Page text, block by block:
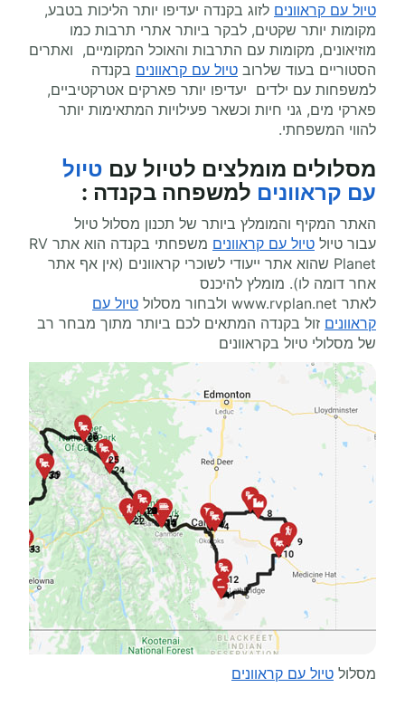
טיול עם קראוונים לזוג בקנדה יעדיפו יותר הליכות בטבע,
מקומות יותר שקטים, לבקר ביותר אתרי תרבות כמו
מוזיאונים, מקומות עם התרבות והאוכל המקומיים, ואתרים
הסטוריים בעוד שלרוב טיול עם קראוונים בקנדה
למשפחות עם ילדים יעדיפו יותר פארקים אטרקטיביים,
פארקי מים, גני חיות וכשאר פעילויות המתאימות יותר
להווי המשפחתי.
מסלולים מומלצים לטיול עם טיול
עם קראוונים למשפחה בקנדה :
האתר המקיף והמומלץ ביותר של תכנון מסלול טיול
עבור טיול טיול עם קראוונים משפחתי בקנדה הוא אתר RV
Planet שהוא אתר ייעודי לשוכרי קראוונים (אין אף אתר
אחר דומה לו). מומלץ להיכנס
לאתר www.rvplan.net ולבחור מסלול טיול עם
קראוונים זול בקנדה המתאים לכם ביותר מתוך מבחר רב
של מסלולי טיול בקראוונים
מסלול טיול עם קראוונים